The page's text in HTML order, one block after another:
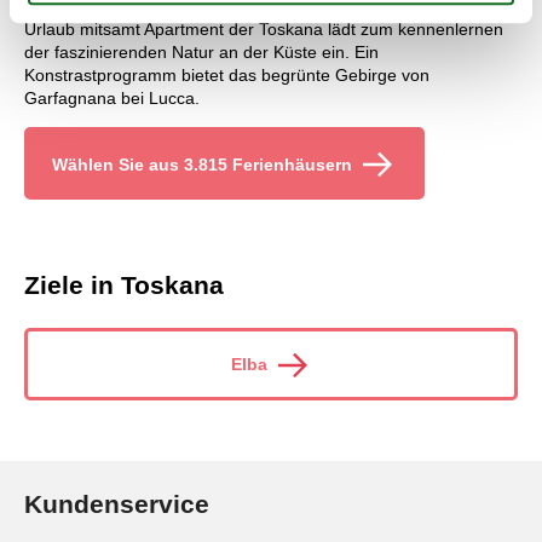
Maremma, der sich im südlichen Teil der Toskana erstreckt. Ein
Urlaub mitsamt Apartment der Toskana lädt zum kennenlernen
der faszinierenden Natur an der Küste ein. Ein
Konstrastprogramm bietet das begrünte Gebirge von
Garfagnana bei Lucca.
Wählen Sie aus 3.815 Ferienhäusern
Ziele in Toskana
Elba
Kundenservice